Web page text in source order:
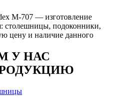
M-707 — изготовление
столешницы, подоконники,
цену и наличие данного
У НАС